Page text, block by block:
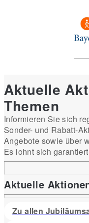
Aktuelle
Themen
Informieren Sie sich
Sonder- und Rabatt-
Angebote sowie über
Es lohnt sich
Aktuelle
Zu allen